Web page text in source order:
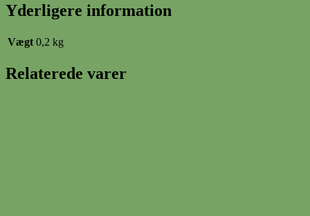
Yderligere information
Vægt 0,2 kg
Relaterede varer